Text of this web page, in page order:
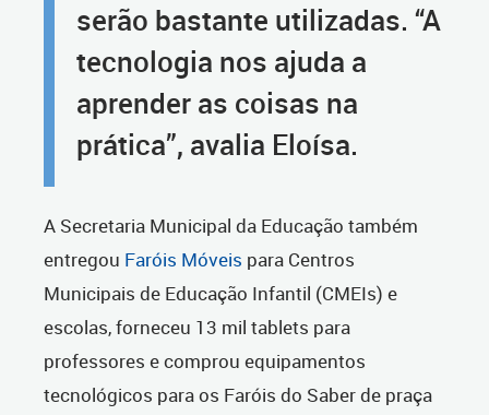
serão bastante utilizadas. “A
tecnologia nos ajuda a
aprender as coisas na
prática”, avalia Eloísa.
A Secretaria Municipal da Educação também
entregou Faróis Móveis para Centros
Municipais de Educação Infantil (CMEIs) e
escolas, forneceu 13 mil tablets para
professores e comprou equipamentos
tecnológicos para os Faróis do Saber de praça